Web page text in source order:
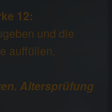
12:
und die
auffüllen,
Altersprüfung